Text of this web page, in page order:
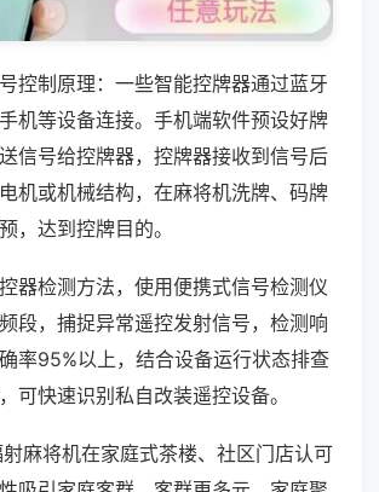
控制原理：一些智能控牌器通过蓝牙
机等设备连接。手机端软件预设好牌
信号给控牌器，控牌器接收到信号后
机或机械结构，在麻将机洗牌、码牌
，达到控牌目的。
器检测方法，使用便携式信号检测仪
段，捕捉异常遥控发射信号，检测响
率95%以上，结合设备运行状态排查
可快速识别私自改装遥控设备。
麻将机在家庭式茶楼、社区门店认可